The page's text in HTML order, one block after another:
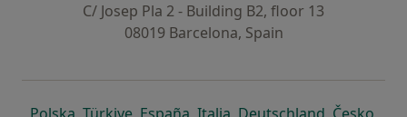
C/ Josep Pla 2 - Building B2, floor 13
08019 Barcelona, Spain
se abre en una nueva pestaña
se abre en una nueva pestaña
se abre en una nueva pestaña
se abre en una nueva
se abre en
se